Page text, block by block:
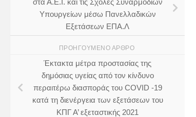
στα Α.Ε.Ι. και τις Σχολές Συναρμόδιων
Υπουργείων μέσω Πανελλαδικών
Εξετάσεων ΕΠΑ.Λ
ΠΡΟΗΓΟΎΜΕΝΟ ΆΡΘΡΟ
Έκτακτα μέτρα προστασίας της
δημόσιας υγείας από τον κίνδυνο
περαιτέρω διασποράς του COVID -19
κατά τη διενέργεια των εξετάσεων του
ΚΠΓ Α’ εξεταστικής 2021